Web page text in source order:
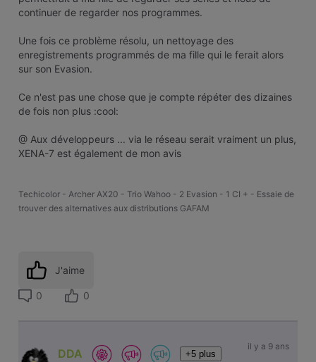
continuer de regarder nos programmes.
Une fois ce problème résolu, un nettoyage des
enregistrements programmés de ma fille qui le ferait alors
sur son Evasion.
Ce n'est pas une chose que je compte répéter des dizaines
de fois non plus :cool:
@ Aux développeurs ... via le réseau serait vraiment un plus,
XENA-7 est également de mon avis
Techicolor - Archer AX20 - Trio Wahoo - 2 Evasion - 1 CI + - Essaie de
trouver des alternatives aux distributions GAFAM
J'aime
0 0
DDA +5 plus
il y a 9 ans